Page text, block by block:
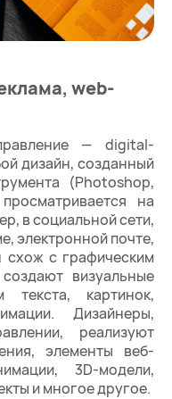
web-
— digital-
дизайн, созданный
(Photoshop,
на
в социальной сети,
электронной почте,
схож с графическим
визуальные
текста, картинок,
Дизайнеры,
реализуют
элементы веб-
3D-модели,
и многое другое.